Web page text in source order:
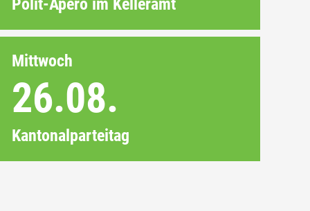
Polit-Apéro im Kelleramt
Mittwoch
26.08.
Kantonalparteitag